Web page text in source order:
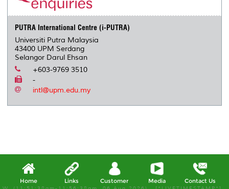
PUTRA International Centre (i-PUTRA)
Universiti Putra Malaysia
43400 UPM Serdang
Selangor Darul Ehsan
+603-9769 3510
-
intl@upm.edu.my
Home Links Customer Media Contact Us